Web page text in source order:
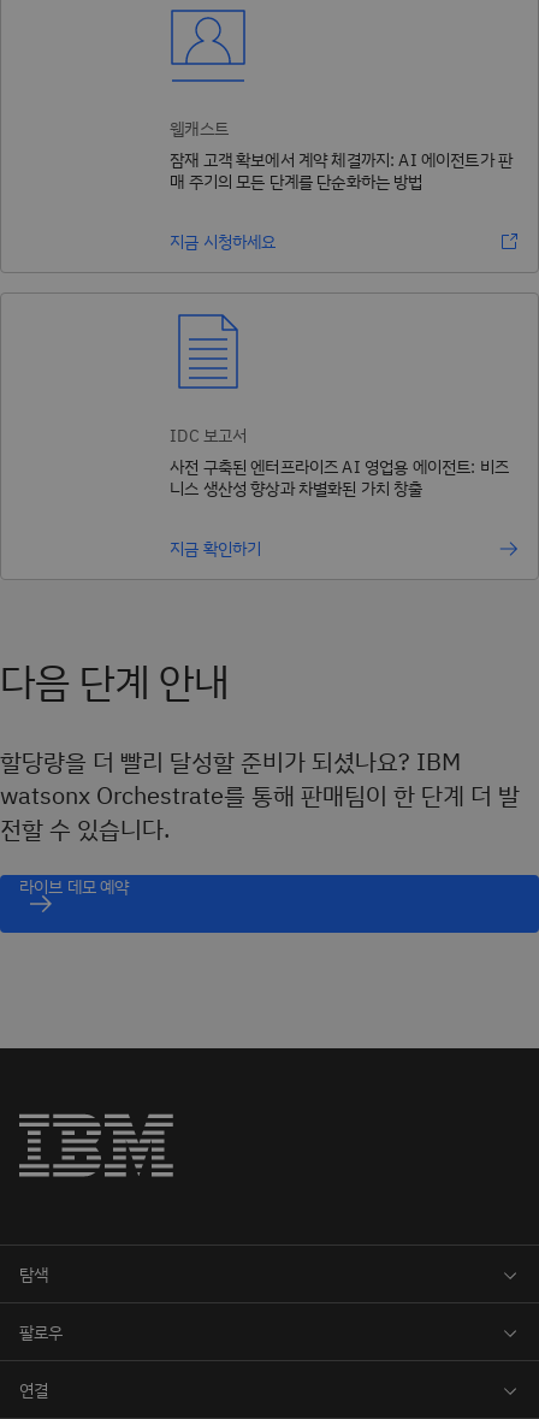
웹캐스트
잠재 고객 확보에서 계약 체결까지: AI 에이전트가 판
매 주기의 모든 단계를 단순화하는 방법
지금 시청하세요
IDC 보고서
사전 구축된 엔터프라이즈 AI 영업용 에이전트: 비즈
니스 생산성 향상과 차별화된 가치 창출
지금 확인하기
다음 단계 안내
할당량을 더 빨리 달성할 준비가 되셨나요? IBM
watsonx Orchestrate를 통해 판매팀이 한 단계 더 발
전할 수 있습니다.
라이브 데모 예약